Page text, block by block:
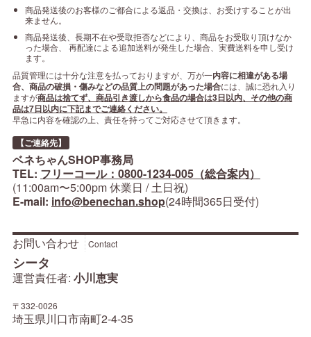
商品発送後のお客様のご都合による返品・交換は、お受けすることが出
来ません。
商品発送後、長期不在や受取拒否などにより、商品をお受取り頂けなか
った場合、 再配達による追加送料が発生した場合、実費送料を申し受け
ます。
品質管理には十分な注意を払っておりますが、万が一内容に相違がある場
合、商品の破損・傷みなどの品質上の問題があった場合には、誠に恐れ入り
ますが商品は捨てず、商品引き渡しから食品の場合は3日以内、その他の商
品は7日以内に下記までご連絡ください。
早急に内容を確認の上、責任を持ってご対応させて頂きます。
【ご連絡先】
ベネちゃんSHOP事務局
TEL: フリーコール：0800-1234-005（総合案内）
(11:00am〜5:00pm 休業日 / 土日祝)
E-mail: info@benechan.shop(24時間365日受付)
お問い合わせ Contact
シータ
運営責任者: 小川恵実
〒332-0026
埼玉県川口市南町2-4-35